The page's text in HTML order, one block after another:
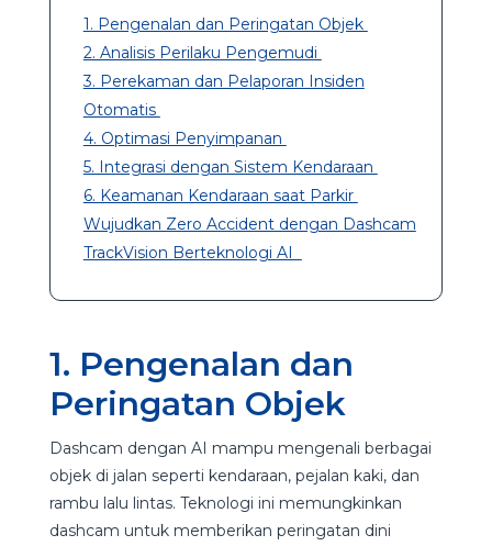
1. Pengenalan dan Peringatan Objek
2. Analisis Perilaku Pengemudi
3. Perekaman dan Pelaporan Insiden
Otomatis
4. Optimasi Penyimpanan
5. Integrasi dengan Sistem Kendaraan
6. Keamanan Kendaraan saat Parkir
Wujudkan Zero Accident dengan Dashcam
TrackVision Berteknologi AI
1. Pengenalan dan
Peringatan Objek
Dashcam dengan AI mampu mengenali berbagai
objek di jalan seperti kendaraan, pejalan kaki, dan
rambu lalu lintas. Teknologi ini memungkinkan
dashcam untuk memberikan peringatan dini